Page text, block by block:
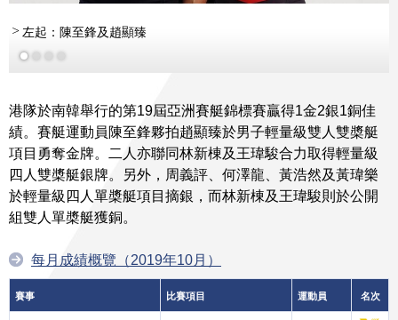
左起：陳至鋒及趙顯臻
港隊於南韓舉行的第19屆亞洲賽艇錦標賽贏得1金2銀1銅佳
績。賽艇運動員陳至鋒夥拍趙顯臻於男子輕量級雙人雙槳艇
項目勇奪金牌。二人亦聯同林新棟及王瑋駿合力取得輕量級
四人雙槳艇銀牌。另外，周義評、何澤龍、黃浩然及黃瑋樂
於輕量級四人單槳艇項目摘銀，而林新棟及王瑋駿則於公開
組雙人單槳艇獲銅。
每月成績概覽（2019年10月）
賽事 比賽項目 運動員 名次